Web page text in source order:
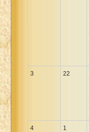
3 22
4 1